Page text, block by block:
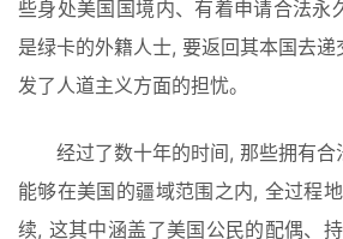
些身处美国国境内、有着申请合法永
是绿卡的外籍人士, 要返回其本国去递
发了人道主义方面的担忧。
经过了数十年的时间, 那些拥有
能够在美国的疆域范围之内, 全过程
续, 这其中涵盖了美国公民的配偶、